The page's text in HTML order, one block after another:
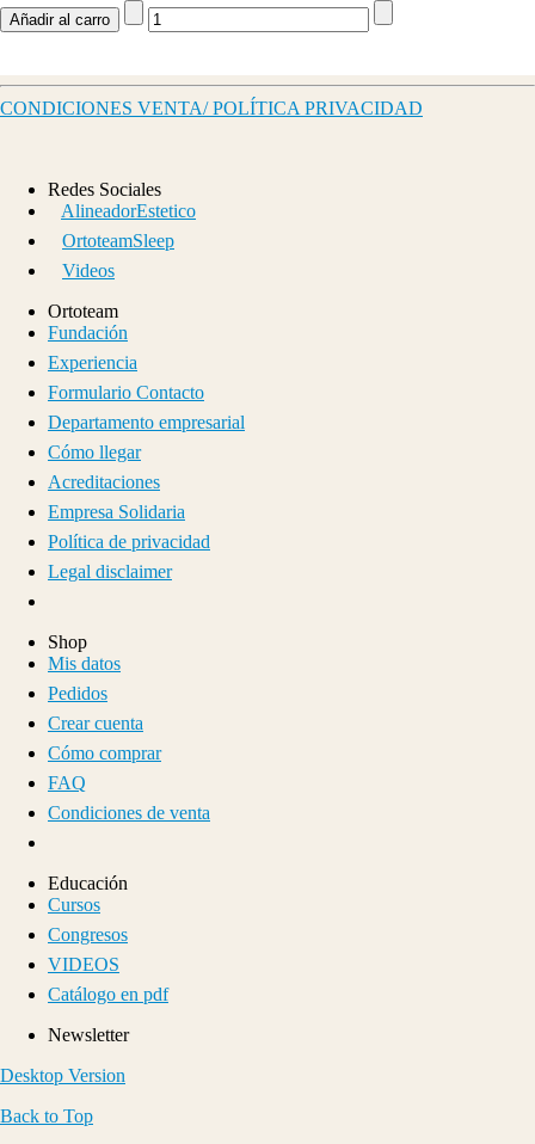
CONDICIONES VENTA/ POLÍTICA PRIVACIDAD
Redes Sociales
AlineadorEstetico
OrtoteamSleep
Videos
Ortoteam
Fundación
Experiencia
Formulario Contacto
Departamento empresarial
Cómo llegar
Acreditaciones
Empresa Solidaria
Política de privacidad
Legal disclaimer
Shop
Mis datos
Pedidos
Crear cuenta
Cómo comprar
FAQ
Condiciones de venta
Educación
Cursos
Congresos
VIDEOS
Catálogo en pdf
Newsletter
Desktop Version
Back to Top